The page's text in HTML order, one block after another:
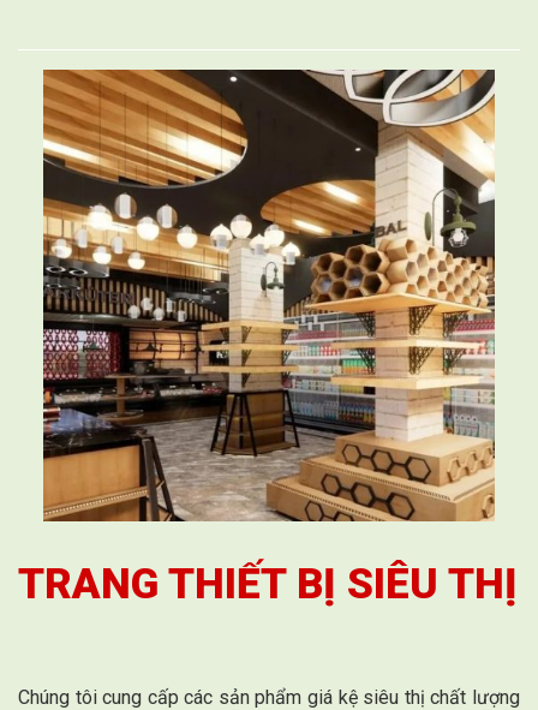
TRANG THIẾT BỊ SIÊU THỊ
Chúng tôi cung cấp các sản phẩm giá kệ siêu thị chất lượng